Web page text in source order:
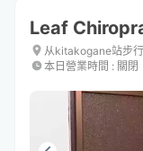
Leaf
从kitakogane站步
本日營業時間 : 關閉